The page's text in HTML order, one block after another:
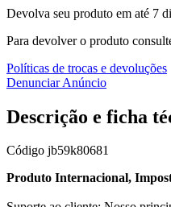
Devolva seu produto em até 7
Para devolver o produto
Políticas de trocas e devoluções
Denunciar Anúncio
Descrição e ficha
Código jb59k80681
Produto Internacional,